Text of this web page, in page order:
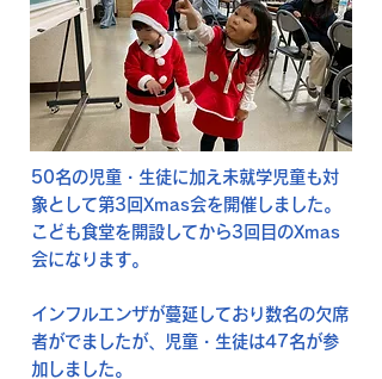
50名の児童・生徒に加え未就学児童も対
象として第3回Xmas会を開催しました。
こども食堂を開設してから3回目のXmas
会になります。
インフルエンザが蔓延しており数名の欠席
者がでましたが、児童・生徒は47名が参
加しました。